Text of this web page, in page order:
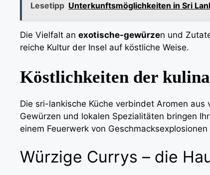
Lesetipp Unterkunftsmöglichkeiten in Sri
Die Vielfalt an exotische-gewürzen und
reiche Kultur der Insel auf köstliche Weise.
Köstlichkeiten der
Die sri-lankische Küche verbindet Aromen
Gewürzen und lokalen Spezialitäten bringen
einem Feuerwerk von Geschmacksexplosionen
Würzige Currys – die